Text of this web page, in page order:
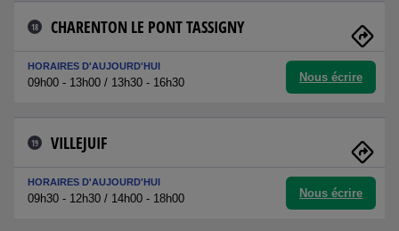
18 CHARENTON LE PONT TASSIGNY
HORAIRES D'AUJOURD'HUI
09h00 - 13h00 / 13h30 - 16h30 Nous écrire
19 VILLEJUIF
HORAIRES D'AUJOURD'HUI
09h30 - 12h30 / 14h00 - 18h00 Nous écrire